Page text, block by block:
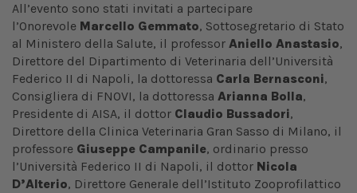
All’evento sono stati invitati a partecipare
l’Onorevole Marcello Gemmato, Sottosegretario di Stato
al Ministero della Salute, il professor Aniello Anastasio,
Direttore del Dipartimento di Veterinaria dell’Università
Federico II di Napoli, la dottoressa Carla Bernasconi,
Consigliera di FNOVI, la dottoressa Arianna Bolla,
Presidente di AISA, il dottor Claudio Bussadori,
Direttore della Clinica Veterinaria Gran Sasso di Milano, il
professore Giuseppe Campanile, ordinario presso
l’Università Federico II di Napoli, il dottor Nicola
D’Alterio, Direttore Generale dell’Istituto Zooprofilattico